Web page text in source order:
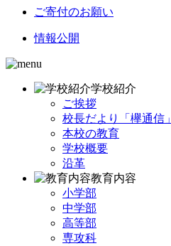
ご寄付のお願い
情報公開
学校紹介
ご挨拶
校長だより「欅通信」
本校の教育
学校概要
沿革
教育内容
小学部
中学部
高等部
専攻科